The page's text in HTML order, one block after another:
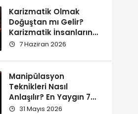
Karizmatik Olmak
Doğuştan mı Gelir?
Karizmatik İnsanların
Ortak Özellikleri
7 Haziran 2026
Manipülasyon
Teknikleri Nasıl
Anlaşılır? En Yaygın 7
İşaret
31 Mayıs 2026